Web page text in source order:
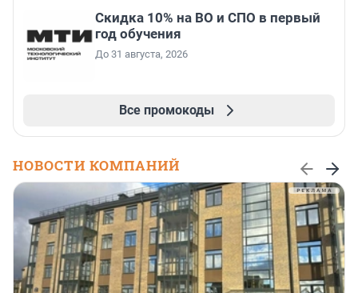
Скидка 10% на ВО и СПО в первый
год обучения
До 31 августа, 2026
Все промокоды
НОВОСТИ КОМПАНИЙ